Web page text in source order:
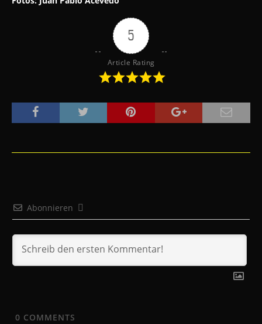
5
Article Rating
Abonnieren
0 COMMENTS